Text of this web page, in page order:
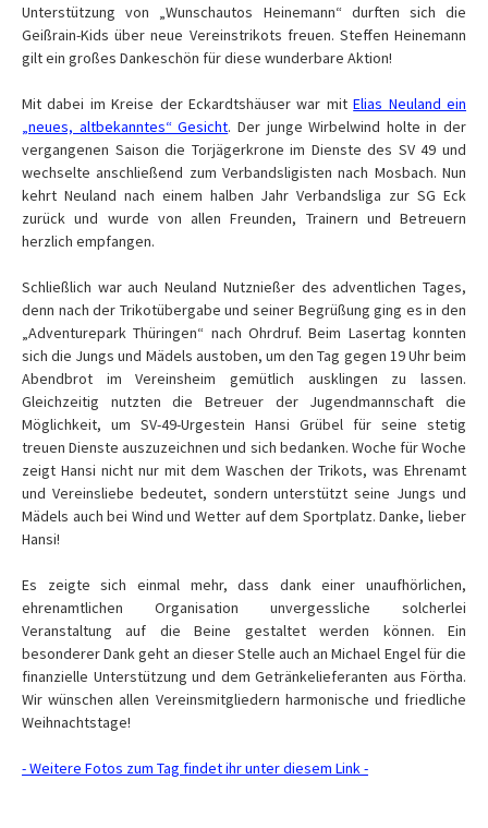
Unterstützung von „Wunschautos Heinemann“ durften sich die
Geißrain-Kids über neue Vereinstrikots freuen. Steffen Heinemann
gilt ein großes Dankeschön für diese wunderbare Aktion!
Mit dabei im Kreise der Eckardtshäuser war mitElias Neuland ein
„neues, altbekanntes“ Gesicht. Der junge Wirbelwind holte in der
vergangenen Saison die Torjägerkrone im Dienste des SV 49 und
wechselte anschließend zum Verbandsligisten nach Mosbach. Nun
kehrt Neuland nach einem halben Jahr Verbandsliga zur SG Eck
zurück und wurde von allen Freunden, Trainern und Betreuern
herzlich empfangen.
Schließlich war auch Neuland Nutznießer des adventlichen Tages,
denn nach der Trikotübergabe und seiner Begrüßung ging es in den
„Adventurepark Thüringen“ nach Ohrdruf. Beim Lasertag konnten
sich die Jungs und Mädels austoben, um den Tag gegen 19 Uhr beim
Abendbrot im Vereinsheim gemütlich ausklingen zu lassen.
Gleichzeitig nutzten die Betreuer der Jugendmannschaft die
Möglichkeit, um SV-49-Urgestein Hansi Grübel für seine stetig
treuen Dienste auszuzeichnen und sich bedanken. Woche für Woche
zeigt Hansi nicht nur mit dem Waschen der Trikots, was Ehrenamt
und Vereinsliebe bedeutet, sondern unterstützt seine Jungs und
Mädels auch bei Wind und Wetter auf dem Sportplatz. Danke, lieber
Hansi!
Es zeigte sich einmal mehr, dass dank einer unaufhörlichen,
ehrenamtlichen Organisation unvergessliche solcherlei
Veranstaltung auf die Beine gestaltet werden können. Ein
besonderer Dank geht an dieser Stelle auch an Michael Engel für die
finanzielle Unterstützung und dem Getränkelieferanten aus Förtha.
Wir wünschen allen Vereinsmitgliedern harmonische und friedliche
Weihnachtstage!
- Weitere Fotos zum Tag findet ihr unter diesem Link -